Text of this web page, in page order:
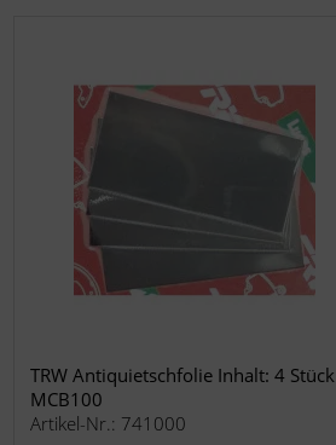
TRW Antiquietschfolie Inhalt: 4 Stück
MCB100
Artikel-Nr.: 741000